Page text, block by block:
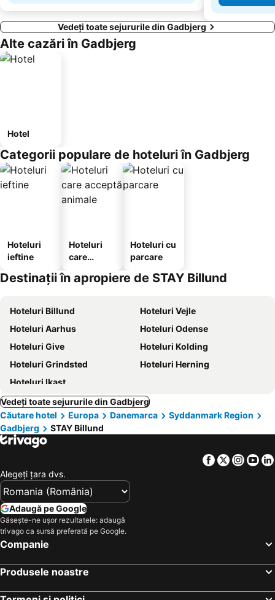
Vedeți toate sejururile din Gadbjerg
Alte cazări în Gadbjerg
Hotel
Categorii populare de hoteluri în Gadbjerg
Hoteluri
ieftine
Hoteluri
care
animale
Hoteluri cu
parcare
Destinații în apropiere de STAY Billund
Hoteluri Billund
Hoteluri Vejle
Hoteluri Aarhus
Hoteluri Odense
Hoteluri Give
Hoteluri Kolding
Hoteluri Grindsted
Hoteluri Herning
Hoteluri Ikast
Vedeți toate sejururile din Gadbjerg
Căutare hotel
Europa Danemarca
Syddanmark Region
Gadbjerg
STAY Billund
Facebook
Twitter
Alegeţi ţara dvs.
Adaugă pe Google
Găsește-ne ușor rezultatele: adaugă
trivago ca sursă preferată pe Google.
Companie
Produsele noastre